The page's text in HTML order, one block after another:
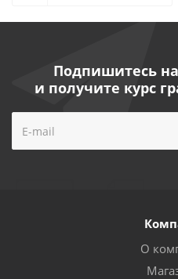
Подпишитесь
и получите курс
О